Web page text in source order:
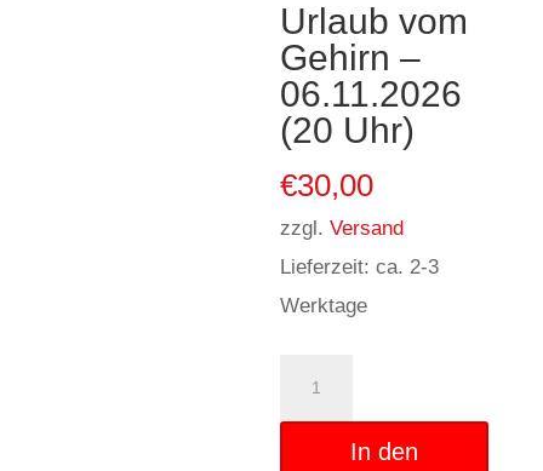
Urlaub vom
Gehirn –
06.11.2026
(20 Uhr)
€30,00
zzgl.Versand
Lieferzeit: ca. 2-3
Werktage
In den